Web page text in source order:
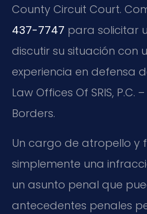
County Circuit Court.
437-7747 para solicitar
discutir su situación con
experiencia en defensa
Law Offices Of SRIS,
Borders.
Un cargo de atropello y
simplemente una
un asunto penal que
antecedentes penales